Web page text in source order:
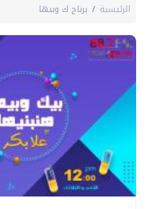
الرئيسية برناج ك وبيها